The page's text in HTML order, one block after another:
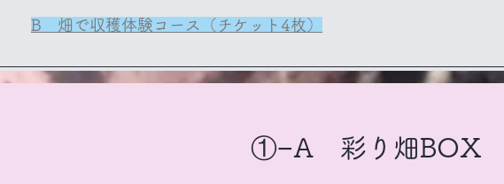
B 畑で収穫体験コース（チケット4枚）
①−A 彩り畑BOX